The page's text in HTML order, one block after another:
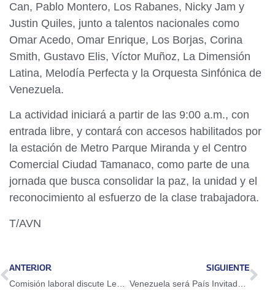
Can, Pablo Montero, Los Rabanes, Nicky Jam y
Justin Quiles, junto a talentos nacionales como
Omar Acedo, Omar Enrique, Los Borjas, Corina
Smith, Gustavo Elis, Víctor Muñoz, La Dimensión
Latina, Melodía Perfecta y la Orquesta Sinfónica de
Venezuela.
La actividad iniciará a partir de las 9:00 a.m., con
entrada libre, y contará con accesos habilitados por
la estación de Metro Parque Miranda y el Centro
Comercial Ciudad Tamanaco, como parte de una
jornada que busca consolidar la paz, la unidad y el
reconocimiento al esfuerzo de la clase trabajadora.
T/AVN
ANTERIOR
Comisión laboral discute Ley Orgánica del Trabajo para beneficio responsable de la clase obrera
SIGUIENTE
Venezuela será País Invitado de Honor en festival chocolatero en Francia